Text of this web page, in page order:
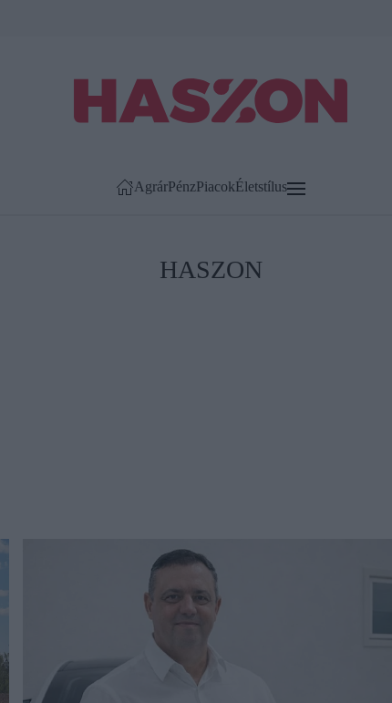
AgrárPénzPiacokÉletstílus
HASZON